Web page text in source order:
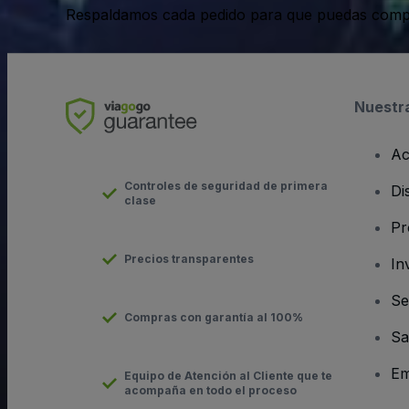
Respaldamos cada pedido para que puedas
Controles de seguridad de primera
clase
Precios transparentes
Compras con garantía al 100%
Equipo de Atención al Cliente que te
acompaña en todo el proceso